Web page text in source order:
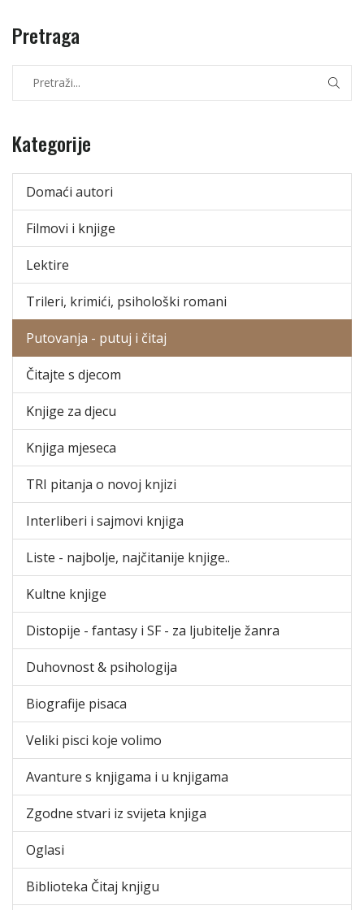
Pretraga
Kategorije
Domaći autori
Filmovi i knjige
Lektire
Trileri, krimići, psihološki romani
Putovanja - putuj i čitaj
Čitajte s djecom
Knjige za djecu
Knjiga mjeseca
TRI pitanja o novoj knjizi
Interliberi i sajmovi knjiga
Liste - najbolje, najčitanije knjige..
Kultne knjige
Distopije - fantasy i SF - za ljubitelje žanra
Duhovnost & psihologija
Biografije pisaca
Veliki pisci koje volimo
Avanture s knjigama i u knjigama
Zgodne stvari iz svijeta knjiga
Oglasi
Biblioteka Čitaj knjigu